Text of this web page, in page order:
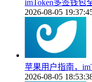
imToken多签钱包
2026-08-05
苹果用户指南，
2026-08-05